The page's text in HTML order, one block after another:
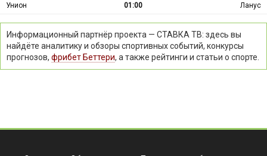
Унион 01:00 Ланус
Информационный партнёр проекта — СТАВКА ТВ: здесь вы
найдёте аналитику и обзоры спортивных событий, конкурсы
прогнозов, фрибет Беттери, а также рейтинги и статьи о спорте.